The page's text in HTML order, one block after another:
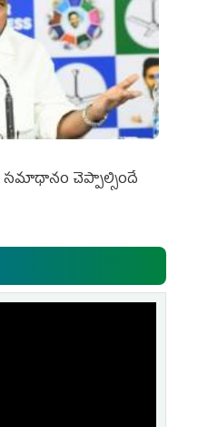
సమాధానం చెప్పాల్సిందే